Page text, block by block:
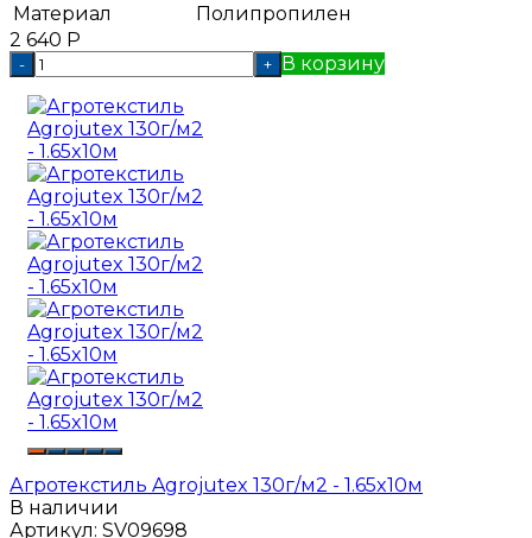
Материал
Полипропилен
2 640 Р
- + В корзину
Агротекстиль Agrojutex 130г/м2 - 1.65x10м
В наличии
Артикул: SV09698